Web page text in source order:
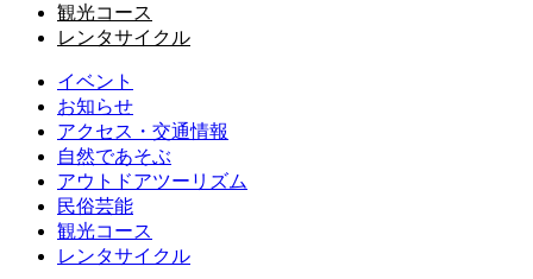
観光コース
レンタサイクル
イベント
お知らせ
アクセス・交通情報
自然であそぶ
アウトドアツーリズム
民俗芸能
観光コース
レンタサイクル